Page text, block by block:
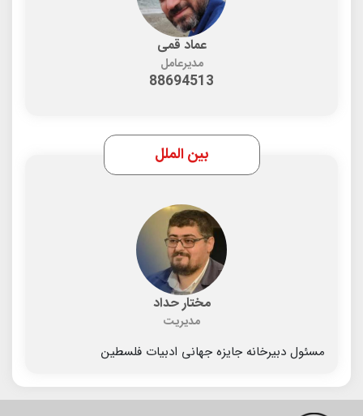
عماد قمی
مدیرعامل
88694513
بین الملل
مختار حداد
مدیریت
مسئول دبیرخانه جایزه جهانی ادبیات فلسطین